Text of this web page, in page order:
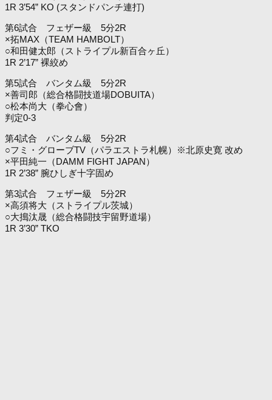
1R 3’54” KO (スタンドパンチ連打)
第6試合 フェザー級 5分2R
×拓MAX（TEAM HAMBOLT）
○和田健太郎（ストライプル新百合ヶ丘）
1R 2’17” 裸絞め
第5試合 バンタム級 5分2R
×善司郎（総合格闘技道場DOBUITA）
○松本尚大（拳心會）
判定0-3
第4試合 バンタム級 5分2R
○フミ・グローブTV（パラエストラ札幌）※北原史寛 改め
×平田純一（DAMM FIGHT JAPAN）
1R 2’38” 腕ひしぎ十字固め
第3試合 フェザー級 5分2R
×高須将大（ストライプル茨城）
○大搗汰晟（総合格闘技宇留野道場）
1R 3’30” TKO